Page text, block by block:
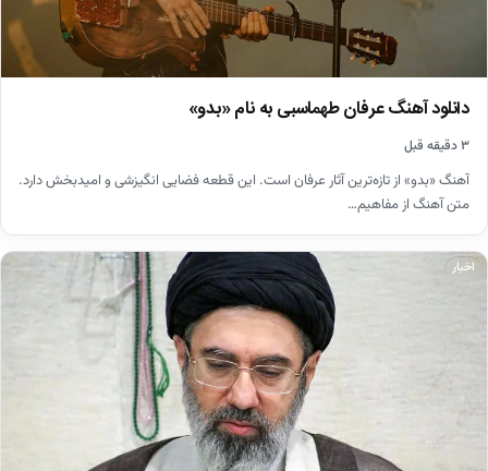
دانلود آهنگ عرفان طهماسبی به نام «بدو»
۳ دقیقه قبل
آهنگ «بدو» از تازه‌ترین آثار عرفان است. این قطعه فضایی انگیزشی و امیدبخش دارد.
متن آهنگ از مفاهیم…
اخبار